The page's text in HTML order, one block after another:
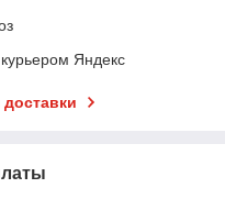
Яндекс